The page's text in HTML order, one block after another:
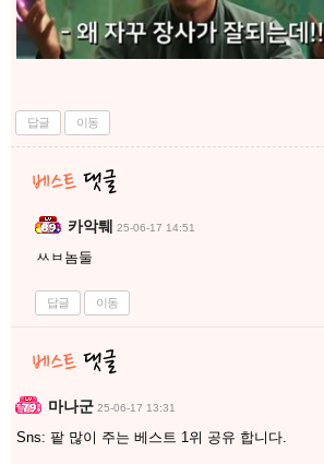
답글 이동
카악퉤 25-06-17 14:51
ㅆㅂ놈둘
답글 이동
마나군 25-06-17 13:31
Sns: 팥 많이 주는 베스트 1위 공유 합니다.